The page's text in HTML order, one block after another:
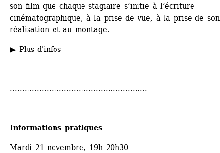
son film que chaque stagiaire s’initie à l’écriture
cinématographique, à la prise de vue, à la prise de
réalisation et au montage.
▶ Plus d'infos
........................................................
Informations pratiques
Mardi 21 novembre, 19h–20h30